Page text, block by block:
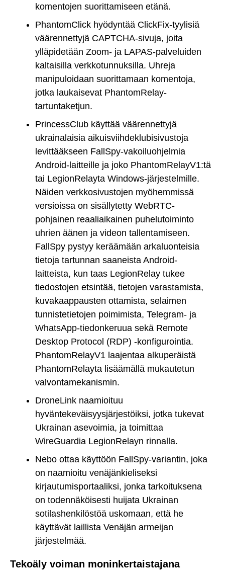
komentojen suorittamiseen etänä.
PhantomClick hyödyntää ClickFix-tyylisiä
väärennettyjä CAPTCHA-sivuja, joita
ylläpidetään Zoom- ja LAPAS-palveluiden
kaltaisilla verkkotunnuksilla. Uhreja
manipuloidaan suorittamaan komentoja,
jotka laukaisevat PhantomRelay-
tartuntaketjun.
PrincessClub käyttää väärennettyjä
ukrainalaisia aikuisviihdeklubisivustoja
levittääkseen FallSpy-vakoiluohjelmia
Android-laitteille ja joko PhantomRelayV1:tä
tai LegionRelayta Windows-järjestelmille.
Näiden verkkosivustojen myöhemmissä
versioissa on sisällytetty WebRTC-
pohjainen reaaliaikainen puhelutoiminto
uhrien äänen ja videon tallentamiseen.
FallSpy pystyy keräämään arkaluonteisia
tietoja tartunnan saaneista Android-
laitteista, kun taas LegionRelay tukee
tiedostojen etsintää, tietojen varastamista,
kuvakaappausten ottamista, selaimen
tunnistetietojen poimimista, Telegram- ja
WhatsApp-tiedonkeruua sekä Remote
Desktop Protocol (RDP) -konfigurointia.
PhantomRelayV1 laajentaa alkuperäistä
PhantomRelayta lisäämällä mukautetun
valvontamekanismin.
DroneLink naamioituu
hyväntekeväisyysjärjestöiksi, jotka tukevat
Ukrainan asevoimia, ja toimittaa
WireGuardia LegionRelayn rinnalla.
Nebo ottaa käyttöön FallSpy-variantin, joka
on naamioitu venäjänkieliseksi
kirjautumisportaaliksi, jonka tarkoituksena
on todennäköisesti huijata Ukrainan
sotilashenkilöstöä uskomaan, että he
käyttävät laillista Venäjän armeijan
järjestelmää.
Tekoäly voiman moninkertaistajana